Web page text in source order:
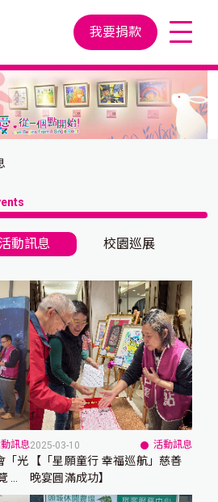
我要捐款
活動訊息 校園巡展
訊息
「光
攜
2025-03-10 活動訊息
【「星願童行 幸福巡航」慈善
晚宴圓滿成功】